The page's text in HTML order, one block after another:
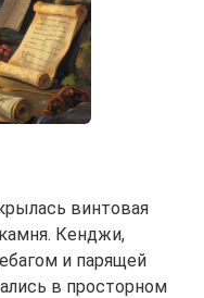
винтовая
Кенджи,
и парящей
в просторном